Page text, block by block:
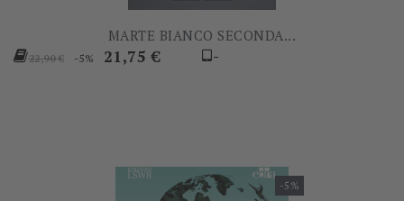
MARTE BIANCO SECONDA...
Prezzo
22,90 € -5% Prezzo
21,75 € -
-5%